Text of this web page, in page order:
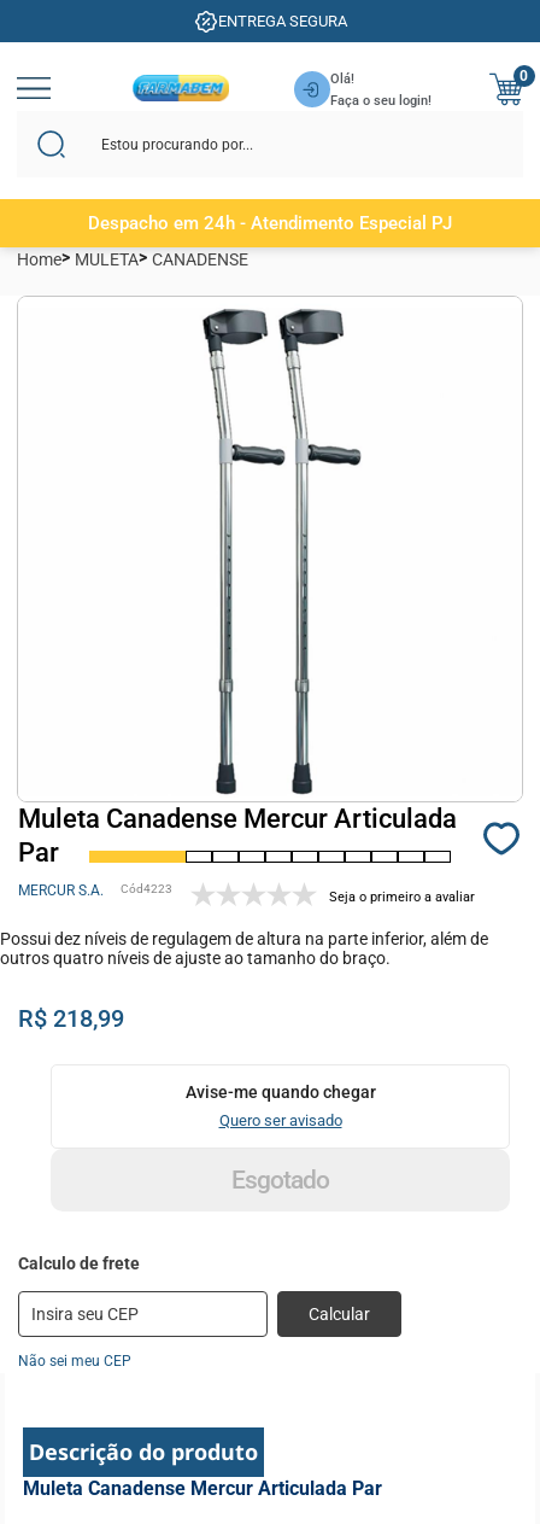
ENTREGA SEGURA
Olá!
Faça o seu login!
0
Despacho em 24h - Atendimento Especial PJ
Home MULETA CANADENSE
Muleta Canadense Mercur Articulada
Par
MERCUR S.A. 4223 Seja o primeiro a avaliar
Possui dez níveis de regulagem de altura na parte inferior, além de
outros quatro níveis de ajuste ao tamanho do braço.
R$ 218,99
Esgotado
Avise-me quando chegar
Quero ser avisado
Calcular
Não sei meu CEP
Descrição do produto
Muleta Canadense Mercur Articulada Par